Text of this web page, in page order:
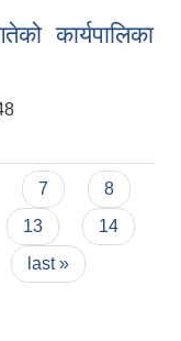
कार्यपालिका
7
8
13
14
last »